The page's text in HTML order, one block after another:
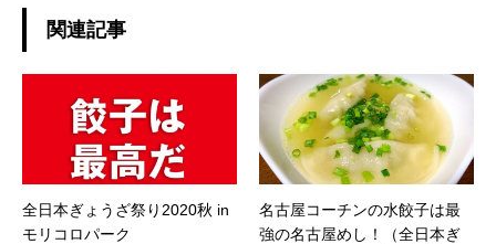
関連記事
全日本ぎょうざ祭り2020秋 in
モリコロパーク
名古屋コーチンの水餃子は最
強の名古屋めし！（全日本ぎ